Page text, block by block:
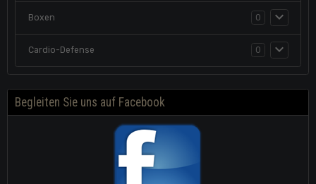
Boxen 0
Cardio-Defense 0
Begleiten Sie uns auf Facebook